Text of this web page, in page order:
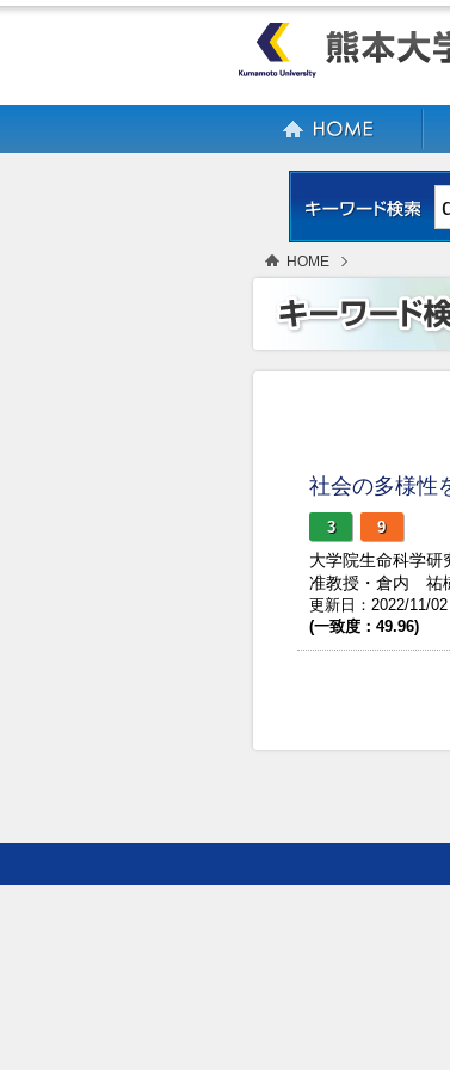
HOME
社会の多様性
3 9
大学院生命科学
准教授・倉内 祐
更新日：2022/11/02
(一致度：49.96)